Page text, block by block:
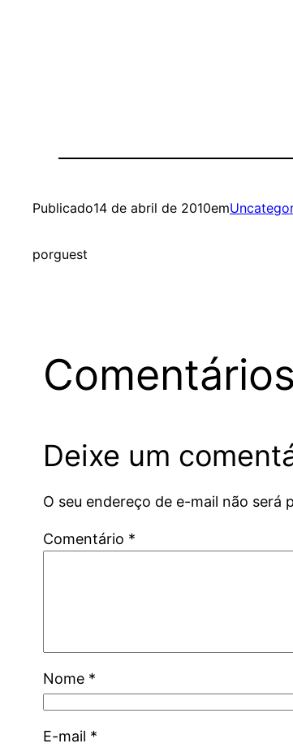
Publicado14 de abril de 2010em
porguest
Comentários
Deixe um
O seu endereço de e-mail não será
Comentário *
Nome *
E-mail *